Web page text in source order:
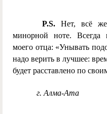
P.S. Нет, всё же
минорной ноте. Всегда
моего отца: «Унывать
надо верить в лучшее:
будет расставлено по
г. Алма-Ата